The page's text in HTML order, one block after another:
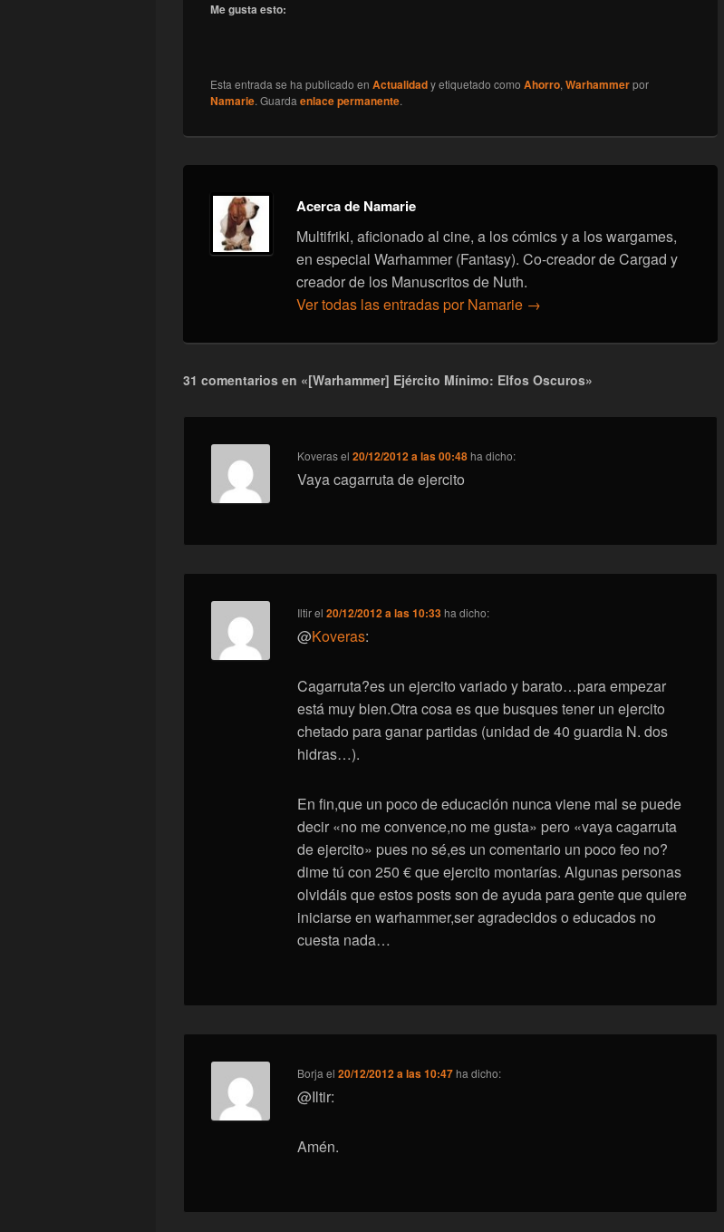
Me gusta esto:
Esta entrada se ha publicado en Actualidady etiquetado como Ahorro, Warhammerpor
Namarie. Guarda enlace permanente.
Acerca de Namarie
Multifriki, aficionado al cine, a los cómics y a los wargames,
en especial Warhammer (Fantasy). Co-creador de Cargad y
creador de los Manuscritos de Nuth.
Ver todas las entradas por Namarie →
31 comentarios en «[Warhammer] Ejército Mínimo: Elfos Oscuros»
Koverasel20/12/2012 a las 00:48ha dicho:
Vaya cagarruta de ejercito
Iltirel20/12/2012 a las 10:33ha dicho:
@Koveras:
Cagarruta?es un ejercito variado y barato…para empezar
está muy bien.Otra cosa es que busques tener un ejercito
chetado para ganar partidas (unidad de 40 guardia N. dos
hidras…).
En fin,que un poco de educación nunca viene mal se puede
decir «no me convence,no me gusta» pero «vaya cagarruta
de ejercito» pues no sé,es un comentario un poco feo no?
dime tú con 250 € que ejercito montarías. Algunas personas
olvidáis que estos posts son de ayuda para gente que quiere
iniciarse en warhammer,ser agradecidos o educados no
cuesta nada…
Borja el20/12/2012 a las 10:47ha dicho:
@Iltir:
Amén.